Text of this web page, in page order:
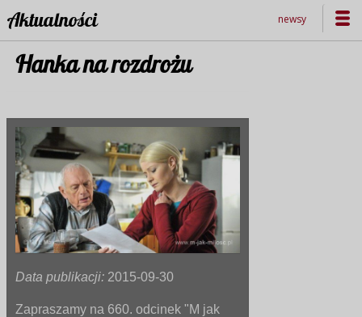
Aktualności newsy
Hanka na rozdrożu
Data publikacji: 2015-09-30
Zapraszamy na 660. odcinek "M jak